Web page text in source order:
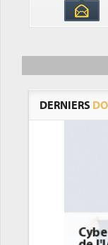
DERNIERS